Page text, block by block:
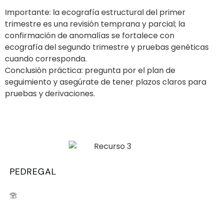
Importante: la ecografía estructural del primer
trimestre es una revisión temprana y parcial; la
confirmación de anomalías se fortalece con
ecografía del segundo trimestre y pruebas genéticas
cuando corresponda.
Conclusión práctica: pregunta por el plan de
seguimiento y asegúrate de tener plazos claros para
pruebas y derivaciones.
PEDREGAL